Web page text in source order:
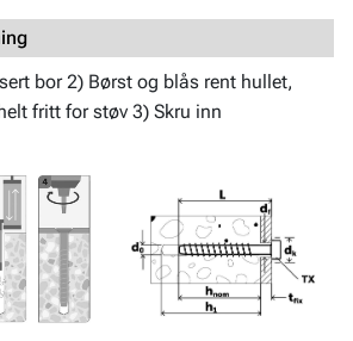
bor 2) Børst og blås rent hullet,
fritt for støv 3) Skru inn